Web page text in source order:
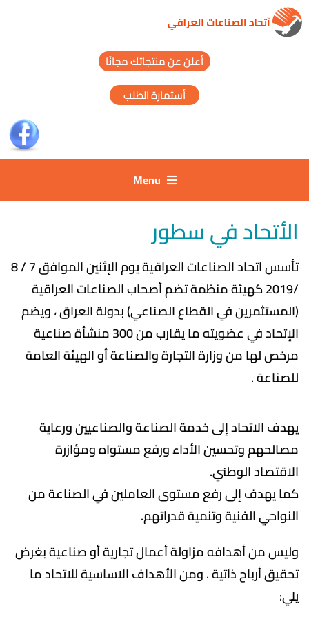
أعلن عن منتجاتك مجانًا
أستمارة الطلب
Menu
الأتحاد في سطور​
تأسس اتحاد الصناعات العراقية يوم الإثنين الموافق 7 / 8
/2019 كهيئة منظمة تضم أصحاب الصناعات العراقية
(المستثمرين في القطاع الصناعي) بدولة العراق ، ويضم
الإتحاد في عضويته ما يقارب من 300 منشأة صناعية
مرخص لها من وزارة التجارة والصناعة أو الهيئة العامة
للصناعة .
يهدف الاتحاد إلى خدمة الصناعة والصناعيين ورعاية
مصالحهم وتحسين الأداء ورفع مستواه ومؤازرة
الاقتصاد الوطني.
كما يهدف إلى رفع مستوى العاملين في الصناعة من
النواحي الفنية وتنمية قدراتهم.
وليس من أهدافه مزاولة أعمال تجارية أو صناعية بغرض
تحقيق أرباح ذاتية . ومن الأهداف الاساسية للاتحاد ما
يلي: